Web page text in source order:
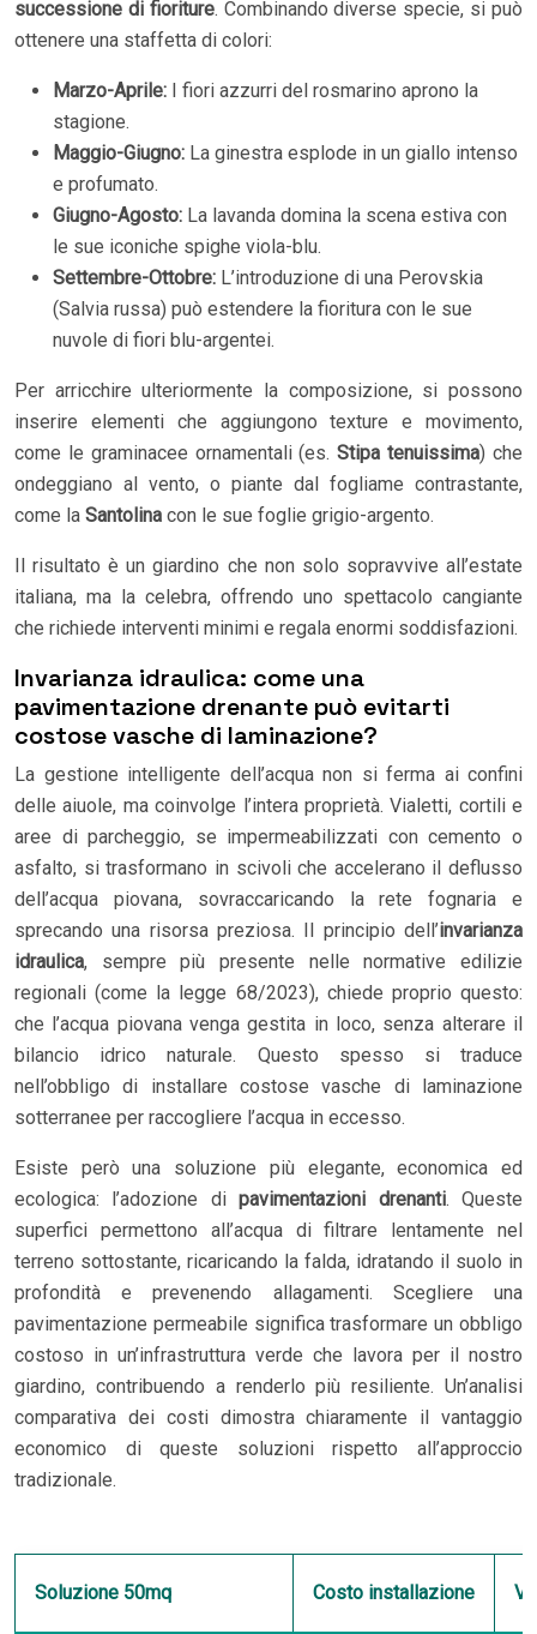
successione di fioriture. Combinando diverse specie, si può
ottenere una staffetta di colori:
Marzo-Aprile: I fiori azzurri del rosmarino aprono la
stagione.
Maggio-Giugno: La ginestra esplode in un giallo intenso
e profumato.
Giugno-Agosto: La lavanda domina la scena estiva con
le sue iconiche spighe viola-blu.
Settembre-Ottobre: L’introduzione di una Perovskia
(Salvia russa) può estendere la fioritura con le sue
nuvole di fiori blu-argentei.
Per arricchire ulteriormente la composizione, si possono
inserire elementi che aggiungono texture e movimento,
come le graminacee ornamentali (es.Stipa tenuissima) che
ondeggiano al vento, o piante dal fogliame contrastante,
come la Santolina con le sue foglie grigio-argento.
Il risultato è un giardino che non solo sopravvive all’estate
italiana, ma la celebra, offrendo uno spettacolo cangiante
che richiede interventi minimi e regala enormi soddisfazioni.
Invarianza idraulica: come una
pavimentazione drenante può evitarti
costose vasche di laminazione?
La gestione intelligente dell’acqua non si ferma ai confini
delle aiuole, ma coinvolge l’intera proprietà. Vialetti, cortili e
aree di parcheggio, se impermeabilizzati con cemento o
asfalto, si trasformano in scivoli che accelerano il deflusso
dell’acqua piovana, sovraccaricando la rete fognaria e
sprecando una risorsa preziosa. Il principio dell’invarianza
idraulica, sempre più presente nelle normative edilizie
regionali (come la legge 68/2023), chiede proprio questo:
che l’acqua piovana venga gestita in loco, senza alterare il
bilancio idrico naturale. Questo spesso si traduce
nell’obbligo di installare costose vasche di laminazione
sotterranee per raccogliere l’acqua in eccesso.
Esiste però una soluzione più elegante, economica ed
ecologica: l’adozione dipavimentazioni drenanti. Queste
superfici permettono all’acqua di filtrare lentamente nel
terreno sottostante, ricaricando la falda, idratando il suolo in
profondità e prevenendo allagamenti. Scegliere una
pavimentazione permeabile significa trasformare un obbligo
costoso in un’infrastruttura verde che lavora per il nostro
giardino, contribuendo a renderlo più resiliente. Un’analisi
comparativa dei costi dimostra chiaramente il vantaggio
economico di queste soluzioni rispetto all’approccio
tradizionale.
Soluzione 50mq Costo installazione